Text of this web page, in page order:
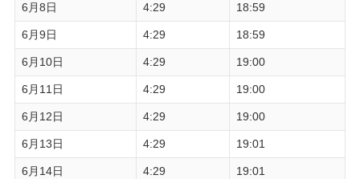
6月8日 4:29 18:59
6月9日 4:29 18:59
6月10日 4:29 19:00
6月11日 4:29 19:00
6月12日 4:29 19:00
6月13日 4:29 19:01
6月14日 4:29 19:01